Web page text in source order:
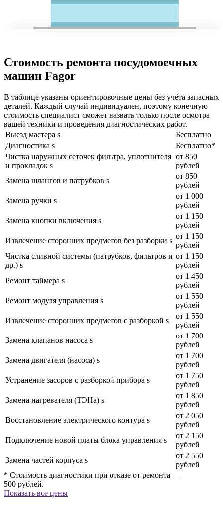
Стоимость ремонта посудомоечных
машин Fagor
В таблице указаны ориентировочные цены без учёта запасных
деталей. Каждый случай индивидуален, поэтому конечную
стоимость специалист сможет назвать только после осмотра
вашей техники и проведения диагностических работ.
Выезд мастера s
Бесплатно
Диагностика s
Бесплатно*
Чистка наружных сеточек фильтра, уплотнителя
и прокладок s
от 850
рублей
Замена шлангов и патрубков s
от 850
рублей
Замена ручки s
от 1 000
рублей
Замена кнопки включения s
от 1 150
рублей
Извлечение сторонних предметов без разборки s
от 1 150
рублей
Чистка сливной системы (патрубков, фильтров и
др.) s
от 1 150
рублей
Ремонт таймера s
от 1 450
рублей
Ремонт модуля управления s
от 1 550
рублей
Извлечение сторонних предметов с разборкой s
от 1 550
рублей
Замена клапанов насоса s
от 1 700
рублей
Замена двигателя (насоса) s
от 1 700
рублей
Устранение засоров с разборкой прибора s
от 1 750
рублей
Замена нагревателя (ТЭНа) s
от 1 850
рублей
Восстановление электрического контура s
от 2 050
рублей
Подключение новой платы блока управления s
от 2 150
рублей
Замена частей корпуса s
от 2 550
рублей
* Стоимость диагностики при отказе от ремонта —
500 рублей.
Показать все цены